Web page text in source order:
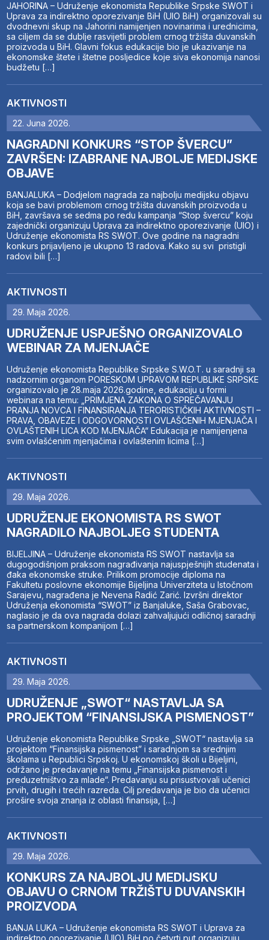
JAHORINA – Udruženje ekonomista Republike Srpske SWOT i
Uprava za indirektno oporezivanje BiH (UIO BiH) organizovali su
dvodnevni skup na Jahorini namijenjen novinarima i urednicima,
sa ciljem da se dublje rasvijetli problem crnog tržišta duvanskih
proizvoda u BiH. Glavni fokus edukacije bio je ukazivanje na
ekonomske štete i štetne posljedice koje siva ekonomija nanosi
budžetu […]
AKTIVNOSTI
22. Juna 2026.
NAGRADNI KONKURS “STOP ŠVERCU”
ZAVRŠEN: IZABRANE NAJBOLJE MEDIJSKE
OBJAVE
BANJALUKA – Dodjelom nagrada za najbolju medijsku objavu
koja se bavi problemom crnog tržišta duvanskih proizvoda u
BiH, završava se sedma po redu kampanja “Stop švercu” koju
zajednički organizuju Uprava za indirektno oporezivanje (UIO) i
Udruženje ekonomista RS SWOT. Ove godine na nagradni
konkurs prijavljeno je ukupno 13 radova. Kako su svi pristigli
radovi bili […]
AKTIVNOSTI
29. Maja 2026.
UDRUŽENJE USPJEŠNO ORGANIZOVALO
WEBINAR ZA MJENJAČE
Udruženje ekonomista Republike Srpske S.W.O.T. u saradnji sa
nadzornim organom PORESKOM UPRAVOM REPUBLIKE SRPSKE
organizovalo je 28.maja 2026.godine, edukaciju u formi
webinara na temu: „PRIMJENA ZAKONA O SPREČAVANJU
PRANJA NOVCA I FINANSIRANJA TERORISTIČKIH AKTIVNOSTI –
PRAVA, OBAVEZE I ODGOVORNOSTI OVLAŠĆENIH MJENJAČA I
OVLAŠTENIH LICA KOD MJENJAČA“ Edukacija je namijenjena
svim ovlašćenim mjenjačima i ovlaštenim licima […]
AKTIVNOSTI
29. Maja 2026.
UDRUŽENJE EKONOMISTA RS SWOT
NAGRADILO NAJBOLJEG STUDENTA
BIJELJINA – Udruženje ekonomista RS SWOT nastavlja sa
dugogodišnjom praksom nagrađivanja najuspješnijih studenata i
đaka ekonomske struke. Prilikom promocije diploma na
Fakultetu poslovne ekonomije Bijeljina Univerziteta u Istočnom
Sarajevu, nagrađena je Nevena Radić Zarić. Izvršni direktor
Udruženja ekonomista “SWOT” iz Banjaluke, Saša Grabovac,
naglasio je da ova nagrada dolazi zahvaljujući odličnoj saradnji
sa partnerskom kompanijom […]
AKTIVNOSTI
29. Maja 2026.
UDRUŽENJE „SWOT“ NASTAVLJA SA
PROJEKTOM “FINANSIJSKA PISMENOST”
Udruženje ekonomista Republike Srpske „SWOT“ nastavlja sa
projektom “Finansijska pismenost” i saradnjom sa srednjim
školama u Republici Srpskoj. U ekonomskoj školi u Bijeljini,
održano je predavanje na temu „Finansijska pismenost i
preduzetništvo za mlade“. Predavanju su prisustvovali učenici
prvih, drugih i trećih razreda. Cilj predavanja je bio da učenici
prošire svoja znanja iz oblasti finansija, […]
AKTIVNOSTI
29. Maja 2026.
KONKURS ZA NAJBOLJU MEDIJSKU
OBJAVU O CRNOM TRŽIŠTU DUVANSKIH
PROIZVODA
BANJA LUKA – Udruženje ekonomista RS SWOT i Uprava za